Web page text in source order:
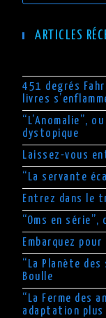
ARTICLES
451 degrés
livres
“L’Anomalie”,
dystopique
Laissez-vous
“La servante
Entrez dans le
“Oms en série”,
Embarquez
“La Planète
Boulle
“La Ferme des
adaptation plus